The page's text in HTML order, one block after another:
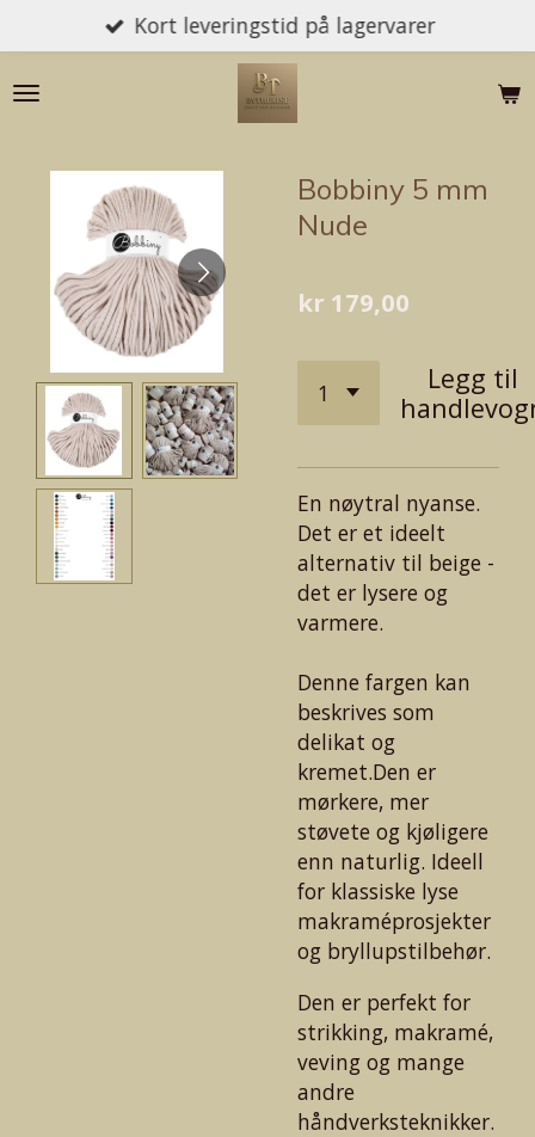
til
hovedinnhold
Kort leveringstid på lagervarer
Bobbiny 5 mm
Nude
kr 179,00
Legg til
En nøytral nyanse.
Det er et ideelt
alternativ til beige -
det er lysere og
varmere.
Denne fargen kan
beskrives som
delikat og
kremet.Den er
mørkere, mer
støvete og kjøligere
enn naturlig. Ideell
for klassiske lyse
makraméprosjekter
og bryllupstilbehør.
Den er perfekt for
strikking, makramé,
veving og mange
andre
håndverksteknikker.